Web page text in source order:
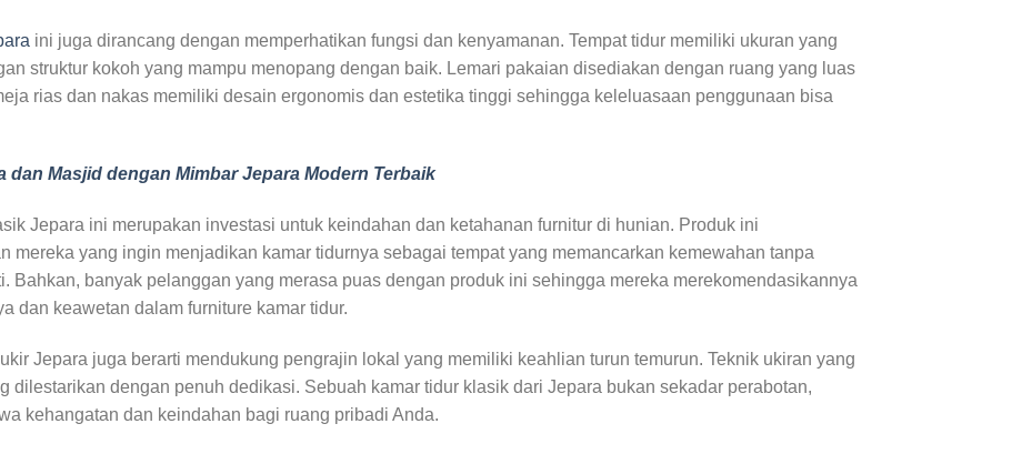
ini juga dirancang dengan memperhatikan fungsi dan kenyamanan. Tempat tidur memiliki ukuran yang
struktur kokoh yang mampu menopang dengan baik. Lemari pakaian disediakan dengan ruang yang luas
rias dan nakas memiliki desain ergonomis dan estetika tinggi sehingga keleluasaan penggunaan bisa
Masjid dengan Mimbar Jepara Modern Terbaik
Jepara ini merupakan investasi untuk keindahan dan ketahanan furnitur di hunian. Produk ini
mereka yang ingin menjadikan kamar tidurnya sebagai tempat yang memancarkan kemewahan tanpa
Bahkan, banyak pelanggan yang merasa puas dengan produk ini sehingga mereka merekomendasikannya
dan keawetan dalam furniture kamar tidur.
Jepara juga berarti mendukung pengrajin lokal yang memiliki keahlian turun temurun. Teknik ukiran yang
dilestarikan dengan penuh dedikasi. Sebuah kamar tidur klasik dari Jepara bukan sekadar perabotan,
kehangatan dan keindahan bagi ruang pribadi Anda.